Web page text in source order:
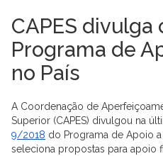
CAPES divulga
Programa de
no País
A Coordenação de
Superior (CAPES) divulgou na
9/2018 do Programa de Apoio a
seleciona propostas para apoio